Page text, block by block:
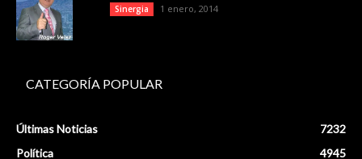
Sinergia 1 enero, 2014
CATEGORÍA POPULAR
Últimas Noticias
7232
Política
4945